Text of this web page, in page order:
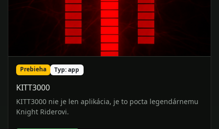
Prebieha Typ: app
KITT3000
KITT3000 nie je len aplikácia, je to pocta legendárnemu
Knight Riderovi.